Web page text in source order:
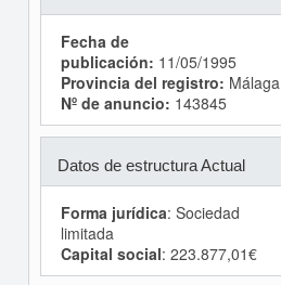
Fecha de
publicación: 11/05/1995
Provincia del registro: Málaga
Nº de anuncio: 143845
Datos de estructura Actual
Forma jurídica: Sociedad
limitada
Capital social: 223.877,01€